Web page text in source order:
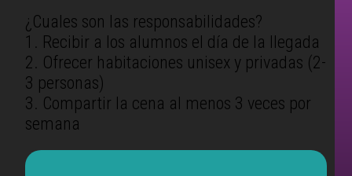
¿Cuales son las responsabilidades?
1. Recibir a los alumnos el día de la llegada
2. Ofrecer habitaciones unisex y privadas (2-
3 personas)
3. Compartir la cena al menos 3 veces por
semana